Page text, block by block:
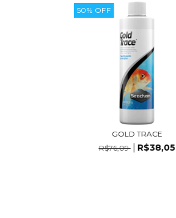
50% OFF
GOLD TRACE
R$76,09
R$38,05